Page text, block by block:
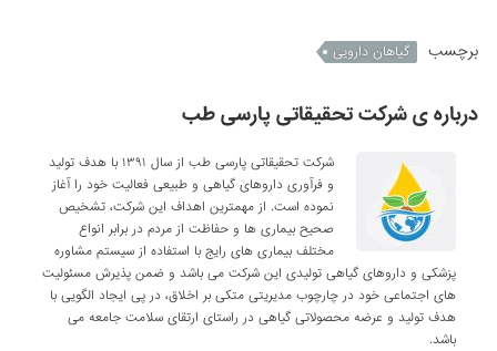
برچسب گیاهان دارویی
درباره ی شرکت تحقیقاتی پارسی طب
شرکت تحقیقاتی پارسی طب از سال ۱۳۹۱ با هدف تولید
و فرآوری داروهای گیاهی و طبیعی فعالیت خود را آغاز
نموده است. از مهمترین اهداف این شرکت، تشخیص
صحیح بیماری ها و حفاظت از مردم در برابر انواع
مختلف بیماری های رایج با استفاده از سیستم مشاوره
پزشکی و داروهای گیاهی تولیدی این شرکت می باشد و ضمن پذیرش مسئولیت
های اجتماعی خود در چارچوب مدیریتی متکی بر اخلاق، در پی ایجاد الگویی با
هدف تولید و عرضه محصولاتی گیاهی در راستای ارتقای سلامت جامعه می
باشد.